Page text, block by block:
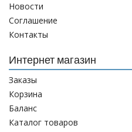
Новости
Соглашение
Контакты
Интернет магазин
Заказы
Корзина
Баланс
Каталог товаров